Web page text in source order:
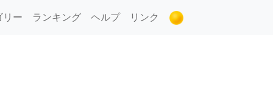
リー ランキング ヘルプ リンク